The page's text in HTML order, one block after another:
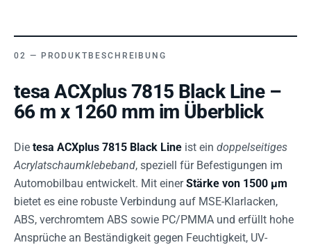
PRODUKTBESCHREIBUNG
tesa ACXplus 7815 Black Line –
66 m x 1260 mm im Überblick
Die tesa ACXplus 7815 Black Line ist ein doppelseitiges
Acrylatschaumklebeband, speziell für Befestigungen im
Automobilbau entwickelt. Mit einerStärke von 1500 µm
bietet es eine robuste Verbindung auf MSE-Klarlacken,
ABS, verchromtem ABS sowie PC/PMMA und erfüllt hohe
Ansprüche an Beständigkeit gegen Feuchtigkeit, UV-